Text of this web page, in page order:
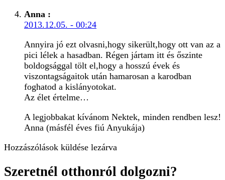
Anna :
2013.12.05. - 00:24
Annyira jó ezt olvasni,hogy sikerült,hogy ott van az a
pici lélek a hasadban. Régen jártam itt és őszinte
boldogsággal tölt el,hogy a hosszú évek és
viszontagságaitok után hamarosan a karodban
foghatod a kislányotokat.
Az élet értelme…
A legjobbakat kívánom Nektek, minden rendben lesz!
Anna (másfél éves fiú Anyukája)
Hozzászólások küldése lezárva
Szeretnél otthonról dolgozni?